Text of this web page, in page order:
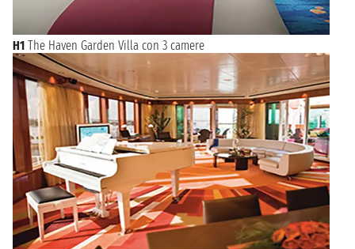
H1 The Haven Garden Villa con 3 camere